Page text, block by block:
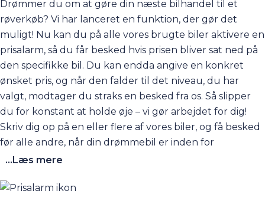
Drømmer du om at gøre din næste bilhandel til et
røverkøb? Vi har lanceret en funktion, der gør det
muligt! Nu kan du på alle vores brugte biler aktivere en
prisalarm, så du får besked hvis prisen bliver sat ned på
den specifikke bil. Du kan endda angive en konkret
ønsket pris, og når den falder til det niveau, du har
valgt, modtager du straks en besked fra os. Så slipper
du for konstant at holde øje – vi gør arbejdet for dig!
Skriv dig op på en eller flere af vores biler, og få besked
før alle andre, når din drømmebil er inden for
rækkevidde.
...Læs mere